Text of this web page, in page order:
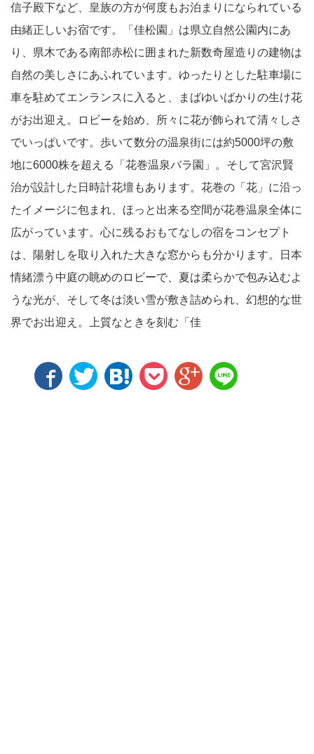
信子殿下など、皇族の方が何度もお泊まりになられている
由緒正しいお宿です。「佳松園」は県立自然公園内にあ
り、県木である南部赤松に囲まれた新数奇屋造りの建物は
自然の美しさにあふれています。ゆったりとした駐車場に
車を駐めてエンランスに入ると、まばゆいばかりの生け花
がお出迎え。ロビーを始め、所々に花が飾られて清々しさ
でいっぱいです。歩いて数分の温泉街には約5000坪の敷
地に6000株を超える「花巻温泉バラ園」。そして宮沢賢
治が設計した日時計花壇もあります。花巻の「花」に沿っ
たイメージに包まれ、ほっと出来る空間が花巻温泉全体に
広がっています。心に残るおもてなしの宿をコンセプト
は、陽射しを取り入れた大きな窓からも分かります。日本
情緒漂う中庭の眺めのロビーで、夏は柔らかで包み込むよ
うな光が、そして冬は淡い雪が敷き詰められ、幻想的な世
界でお出迎え。上質なときを刻む「佳